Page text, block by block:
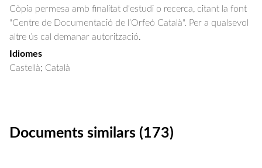
Còpia permesa amb finalitat d'estudi o recerca, citant la font
"Centre de Documentació de l’Orfeó Català". Per a qualsevol
altre ús cal demanar autorització.
Idiomes
Castellà; Català
Documents similars (173)